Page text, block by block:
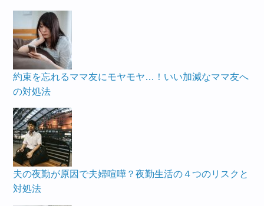
約束を忘れるママ友にモヤモヤ…！いい加減なママ友へ
の対処法
夫の夜勤が原因で夫婦喧嘩？夜勤生活の４つのリスクと
対処法